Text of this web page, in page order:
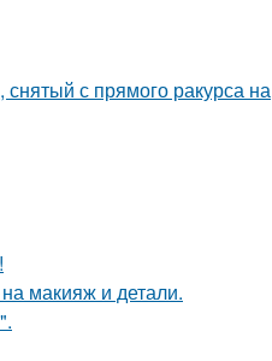
с прямого ракурса на
макияж и детали.